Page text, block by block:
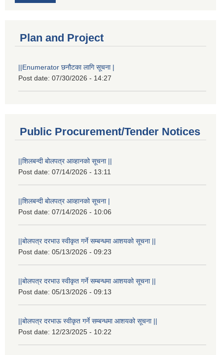
Plan and Project
||Enumerator छनौटका लागि सूचना |
Post date: 07/30/2026 - 14:27
Public Procurement/Tender Notices
||शिलबन्दी बोलपत्र आव्हानको सूचना ||
Post date: 07/14/2026 - 13:11
||शिलबन्दी बोलपत्र आव्हानको सूचना |
Post date: 07/14/2026 - 10:06
||बोलपत्र दरभाउ स्वीकृत गर्ने सम्बन्धमा आशयको सूचना ||
Post date: 05/13/2026 - 09:23
||बोलपत्र दरभाउ स्वीकृत गर्ने सम्बन्धमा आशयको सूचना ||
Post date: 05/13/2026 - 09:13
||बोलपत्र दरभाऊ स्वीकृत गर्ने सम्बन्धमा आशयको सूचना ||
Post date: 12/23/2025 - 10:22